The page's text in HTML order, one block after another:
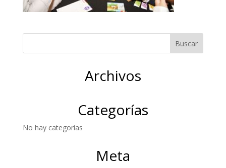
Archivos
Categorías
No hay categorías
Meta